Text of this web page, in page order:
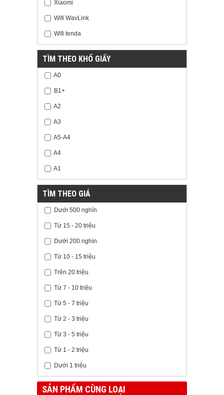
Xiaomi
Wifi WavLink
Wifi tenda
TÌM THEO KHỔ GIẤY
A0
B1+
A2
A3
A5-A4
A4
A1
TÌM THEO GIÁ
Dưới 500 nghìn
Từ 15 - 20 triệu
Dưới 200 nghìn
Từ 10 - 15 triệu
Trên 20 triệu
Từ 7 - 10 triệu
Từ 5 - 7 triệu
Từ 2 - 3 triệu
Từ 3 - 5 triệu
Từ 1 - 2 triệu
Dưới 1 triệu
SẢN PHẨM CÙNG LOẠI